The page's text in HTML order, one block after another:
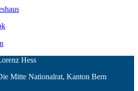
Hess
Mitte Nationalrat, Kanton Bern